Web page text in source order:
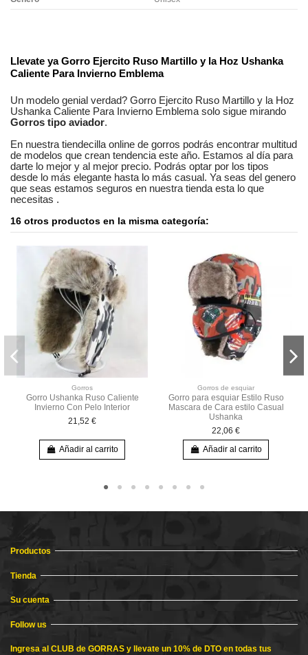
Llevate yaGorro Ejercito Ruso Martillo y la Hoz Ushanka
Caliente Para Invierno Emblema
Un modelo genial verdad? Gorro Ejercito Ruso Martillo y la Hoz
Ushanka Caliente Para Invierno Emblema solo sigue mirando
Gorros tipo aviador.
En nuestra tiendecilla online de gorros podrás encontrar multitud
de modelos que crean tendencia este año. Estamos al día para
darte lo mejor y al mejor precio. Podrás optar por los tipos
desde lo más elegante hasta lo más casual. Ya seas del genero
que seas estamos seguros en nuestra tienda esta lo que
necesitas .
16 otros productos en la misma categoría:
Gorros
Gorro Ushanka Ruso Caliente
Invierno Con Pelo Interior
21,52 €
Añadir al carrito
Gorros de esquiar
Gorro para esquiar Estilo Ruso
Mascara de Cara estilo Casual
Ushanka
22,06 €
Añadir al carrito
Productos
Tienda
Su cuenta
Follow us
Ingresa al CLUB de GORRAS y llevate un 10% de DTO en todas tus